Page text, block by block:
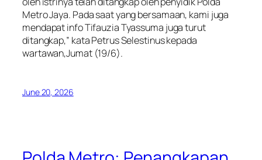
Metro Jaya. Pada saat yang bersamaan, kami juga
mendapat info Tifauzia Tyassuma juga turut
ditangkap,” kata Petrus Selestinus kepada
wartawan,Jumat (19/6).
June 20, 2026